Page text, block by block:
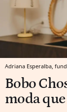
Adriana Esperalba,
Bobo
moda